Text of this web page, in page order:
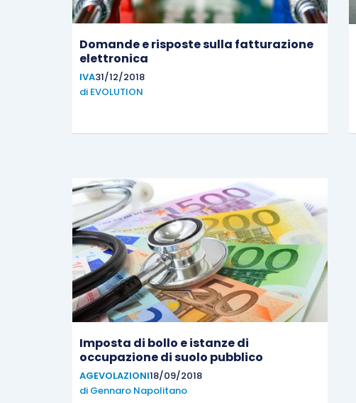
Domande e risposte sulla fatturazione
elettronica
IVA31/12/2018
di EVOLUTION
Imposta di bollo e istanze di
occupazione di suolo pubblico
AGEVOLAZIONI18/09/2018
di Gennaro Napolitano